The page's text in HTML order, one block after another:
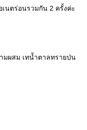
นตร่อนรวมกัน 2 ครั้งค่ะ
มผสม เทน้ำตาลทรายป่น